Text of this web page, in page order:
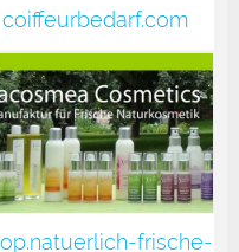
coiffeurbedarf.com
frische-